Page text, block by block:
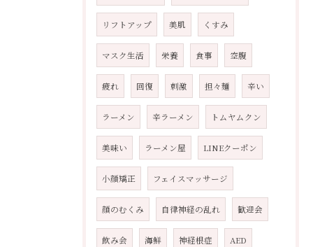
リフトアップ 美肌 くすみ
マスク生活 栄養 食事 空腹
疲れ 回復 刺激 担々麺 辛い
ラーメン 辛ラーメン トムヤムクン
美味い ラーメン屋 LINEクーポン
小顔矯正 フェイスマッサージ
顔のむくみ 自律神経の乱れ 歓迎会
飲み会 海鮮 神経根症 AED